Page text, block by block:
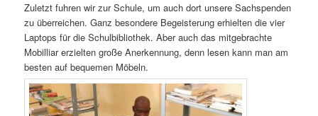
Zuletzt fuhren wir zur Schule, um auch dort unsere Sachspenden
zu überreichen. Ganz besondere Begeisterung erhielten die vier
Laptops für die Schulbibliothek. Aber auch das mitgebrachte
Mobilliar erzielten große Anerkennung, denn lesen kann man am
besten auf bequemen Möbeln.